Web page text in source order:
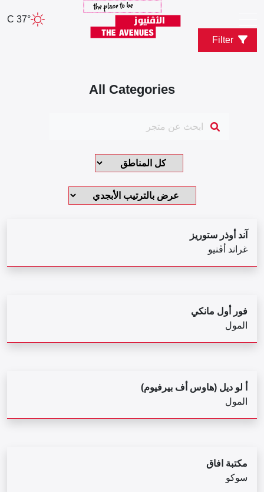
37° C
Filter
All Categories
آند أوذر ستوريز
غراند أڤنيو
فور أول مانكي
المول
أ لو ديل (هاوس أف بيرفيوم)
المول
مكتبة افاق
سوكو